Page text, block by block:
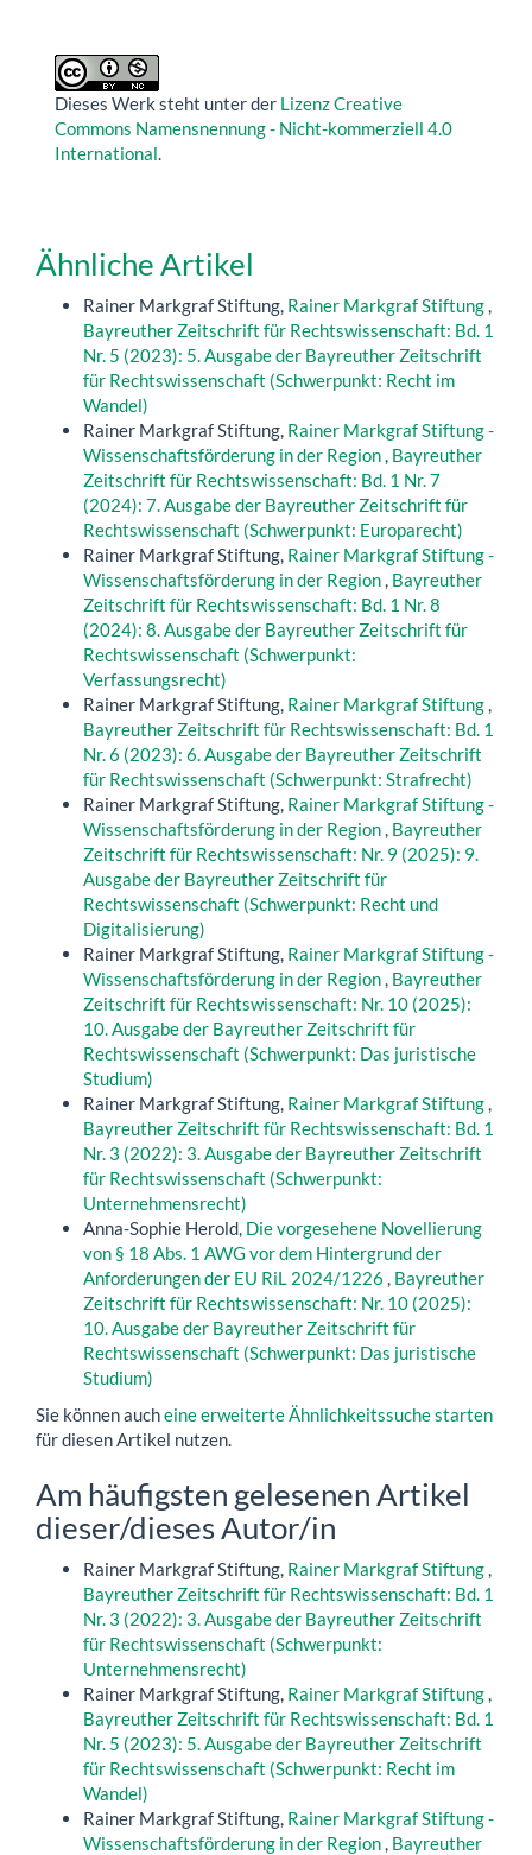
Dieses Werk steht unter der Lizenz Creative
Commons Namensnennung - Nicht-kommerziell 4.0
International
Ähnliche Artikel
Rainer Markgraf Stiftung, Rainer Markgraf Stiftung
Bayreuther Zeitschrift für Rechtswissenschaft: Bd. 1
Nr. 5 (2023): 5. Ausgabe der Bayreuther Zeitschrift
für Rechtswissenschaft (Schwerpunkt: Recht im
Wandel)
Rainer Markgraf Stiftung, Rainer Markgraf Stiftung -
Wissenschaftsförderung in der Region Bayreuther
Zeitschrift für Rechtswissenschaft: Bd. 1 Nr. 7
(2024): 7. Ausgabe der Bayreuther Zeitschrift für
Rechtswissenschaft (Schwerpunkt: Europarecht)
Rainer Markgraf Stiftung, Rainer Markgraf Stiftung -
Wissenschaftsförderung in der Region Bayreuther
Zeitschrift für Rechtswissenschaft: Bd. 1 Nr. 8
(2024): 8. Ausgabe der Bayreuther Zeitschrift für
Rechtswissenschaft (Schwerpunkt:
Verfassungsrecht)
Rainer Markgraf Stiftung, Rainer Markgraf Stiftung
Bayreuther Zeitschrift für Rechtswissenschaft: Bd. 1
Nr. 6 (2023): 6. Ausgabe der Bayreuther Zeitschrift
für Rechtswissenschaft (Schwerpunkt: Strafrecht)
Rainer Markgraf Stiftung, Rainer Markgraf Stiftung -
Wissenschaftsförderung in der Region Bayreuther
Zeitschrift für Rechtswissenschaft: Nr. 9 (2025): 9.
Ausgabe der Bayreuther Zeitschrift für
Rechtswissenschaft (Schwerpunkt: Recht und
Digitalisierung)
Rainer Markgraf Stiftung, Rainer Markgraf Stiftung -
Wissenschaftsförderung in der Region Bayreuther
Zeitschrift für Rechtswissenschaft: Nr. 10 (2025):
10. Ausgabe der Bayreuther Zeitschrift für
Rechtswissenschaft (Schwerpunkt: Das juristische
Studium)
Rainer Markgraf Stiftung, Rainer Markgraf Stiftung
Bayreuther Zeitschrift für Rechtswissenschaft: Bd. 1
Nr. 3 (2022): 3. Ausgabe der Bayreuther Zeitschrift
für Rechtswissenschaft (Schwerpunkt:
Unternehmensrecht)
Anna-Sophie Herold, Die vorgesehene Novellierung
von § 18 Abs. 1 AWG vor dem Hintergrund der
Anforderungen der EU RiL 2024/1226
Bayreuther
Zeitschrift für Rechtswissenschaft: Nr. 10 (2025):
10. Ausgabe der Bayreuther Zeitschrift für
Rechtswissenschaft (Schwerpunkt: Das juristische
Studium)
Sie können aucheine erweiterte Ähnlichkeitssuche starten
für diesen Artikel nutzen.
Am häufigsten gelesenen Artikel
dieser/dieses Autor/in
Rainer Markgraf Stiftung, Rainer Markgraf Stiftung
Bayreuther Zeitschrift für Rechtswissenschaft: Bd. 1
Nr. 3 (2022): 3. Ausgabe der Bayreuther Zeitschrift
für Rechtswissenschaft (Schwerpunkt:
Unternehmensrecht)
Rainer Markgraf Stiftung, Rainer Markgraf Stiftung
Bayreuther Zeitschrift für Rechtswissenschaft: Bd. 1
Nr. 5 (2023): 5. Ausgabe der Bayreuther Zeitschrift
für Rechtswissenschaft (Schwerpunkt: Recht im
Wandel)
Rainer Markgraf Stiftung, Rainer Markgraf Stiftung -
Wissenschaftsförderung in der Region Bayreuther